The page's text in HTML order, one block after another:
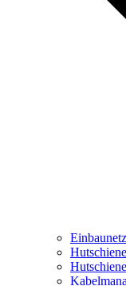
Hutschiene